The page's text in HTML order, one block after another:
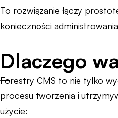
To rozwiązanie łączy
konieczności
Dlaczego
Forestry CMS to nie tylko
procesu tworzenia i
użycie: